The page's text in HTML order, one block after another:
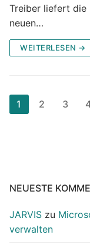
Treiber liefert die
neuen…
WEITERLESEN →
der
1 2 3
NEUESTE
JARVIS zu
verwalten